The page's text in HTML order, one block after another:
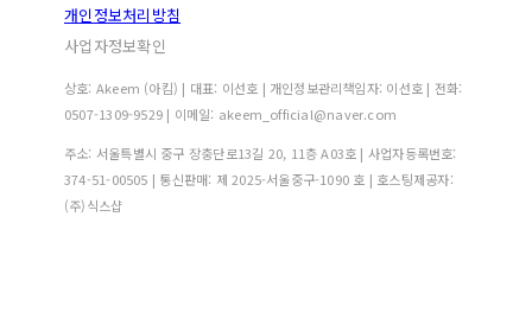
개인정보처리방침
사업자정보확인
상호: Akeem (아킴) | 대표: 이선호 | 개인정보관리책임자: 이선호 | 전화:
0507-1309-9529 | 이메일: akeem_official@naver.com
주소: 서울특별시 중구 장충단로13길 20, 11층 A03호 | 사업자등록번호:
374-51-00505 | 통신판매: 제 2025-서울중구-1090 호 | 호스팅제공자:
(주)식스샵